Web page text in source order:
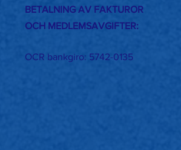
BETALNING AV FAKTUROR
OCH MEDLEMSAVGIFTER:
OCR bankgiro: 5742-0135